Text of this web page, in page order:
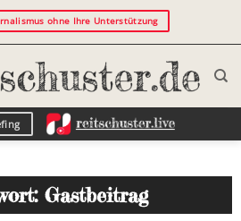
ohne Ihre Unterstützung
Gastbeitrag